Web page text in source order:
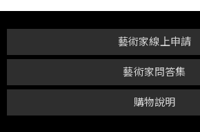
購物說明
藝術家問答集
藝術家線上申請